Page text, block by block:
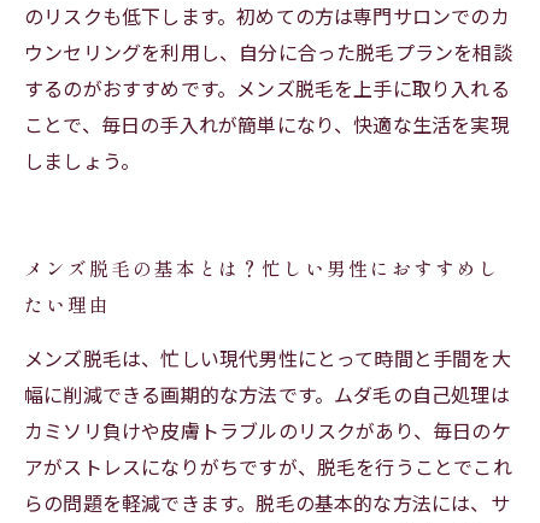
のリスクも低下します。初めての方は専門サロンでのカ
ウンセリングを利用し、自分に合った脱毛プランを相談
するのがおすすめです。メンズ脱毛を上手に取り入れる
ことで、毎日の手入れが簡単になり、快適な生活を実現
しましょう。
メンズ脱毛の基本とは？忙しい男性におすすめし
たい理由
メンズ脱毛は、忙しい現代男性にとって時間と手間を大
幅に削減できる画期的な方法です。ムダ毛の自己処理は
カミソリ負けや皮膚トラブルのリスクがあり、毎日のケ
アがストレスになりがちですが、脱毛を行うことでこれ
らの問題を軽減できます。脱毛の基本的な方法には、サ